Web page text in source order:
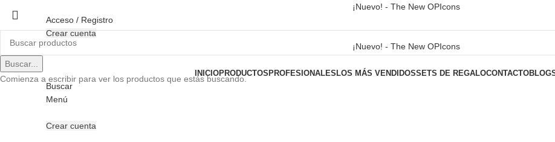
¡Nuevo! - The New OPIcons
Acceso / Registro
Crear cuenta
¡Nuevo! - The New OPIcons
INICIOPRODUCTOS PROFESIONALES LOS MÁS VENDIDOSSETS DE REGALOCONTACTOBLOG
Buscar
Menú
Crear cuenta
Buscar...
Comienza a escribir para ver los productos que estás buscando.